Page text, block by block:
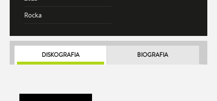
Rocka
DISKOGRAFIA BIOGRAFIA